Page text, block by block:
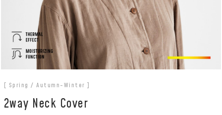
[ Spring / Autumn-Winter ]
2way Neck Cover